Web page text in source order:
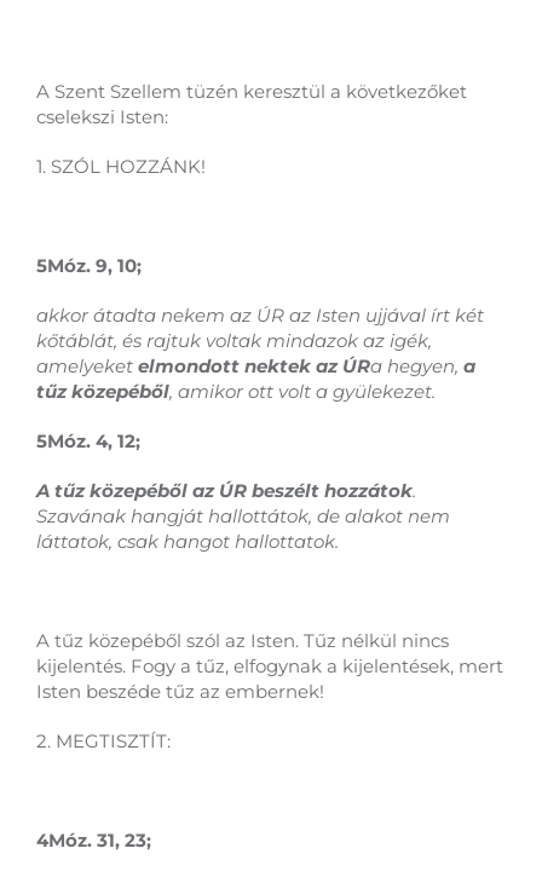
A Szent Szellem tüzén keresztül a következőket
cselekszi Isten:
1. SZÓL HOZZÁNK!
5Móz. 9, 10;
akkor átadta nekem az ÚR az Isten ujjával írt két
kőtáblát, és rajtuk voltak mindazok az igék,
amelyeket elmondott nektek az ÚRa hegyen, a
tűz közepéből, amikor ott volt a gyülekezet.
5Móz. 4, 12;
A tűz közepéből az ÚR beszélt hozzátok.
Szavának hangját hallottátok, de alakot nem
láttatok, csak hangot hallottatok.
A tűz közepéből szól az Isten. Tűz nélkül nincs
kijelentés. Fogy a tűz, elfogynak a kijelentések, mert
Isten beszéde tűz az embernek!
2. MEGTISZTÍT:
4Móz. 31, 23;